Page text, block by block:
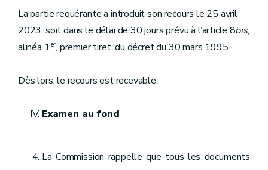
La partie requérante a introduit son recours le 25 avril
2023, soit dans le délai de 30 jours prévu à l’article 8bis,
alinéa 1er, premier tiret, du décret du 30 mars 1995.
Dès lors, le recours est recevable.
Examen au fond
La Commission rappelle que tous les documents